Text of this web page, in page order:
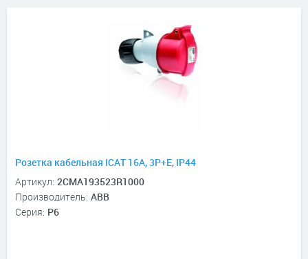
Розетка кабельная ICAT 16A, 3P+E, IP44
Артикул: 2CMA193523R1000
Производитель: ABB
Серия: P6